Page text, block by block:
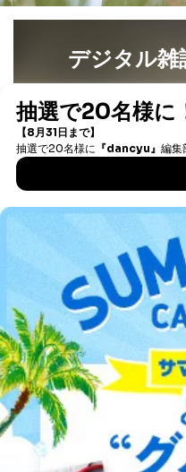
開示対象個人情報につ
（内容の訂正、追加ま
の停止または消去」「
個人情報は「マイページ
で、訂正、追加、変更を
す。マイページをご利用
つきましては、下記Aを
ただいた個人情報のう
番号、金融機関の名称
期限など、商品のお届
情報に変更があった場
せていただく場合があり
A.開示等の求めの申し
開示等の求めは、電話
し付けください。開示
く書面等については、
■電話による場合
TEL:0570-200-223
株式会社富士山マガジ
係
受付時間：10:00～
■電子メールによる場合
デジタル雑
書籍）が
ご利用
アフィリエイト
プレスリリース